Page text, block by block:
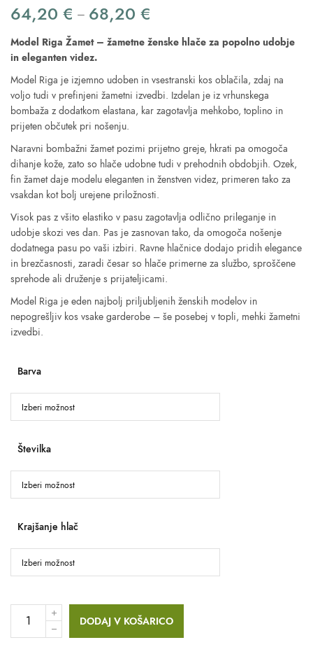
64,20€ – 68,20€
64,20 €
68,20 €
Model Riga Žamet – žametne ženske hlače za popolno udobje
in eleganten videz.
Model Riga je izjemno udoben in vsestranski kos oblačila, zdaj na
voljo tudi v prefinjeni žametni izvedbi. Izdelan je iz vrhunskega
bombaža z dodatkom elastana, kar zagotavlja mehkobo, toplino in
prijeten občutek pri nošenju.
Naravni bombažni žamet pozimi prijetno greje, hkrati pa omogoča
dihanje kože, zato so hlače udobne tudi v prehodnih obdobjih. Ozek,
fin žamet daje modelu eleganten in ženstven videz, primeren tako za
vsakdan kot bolj urejene priložnosti.
Visok pas z všito elastiko v pasu zagotavlja odlično prileganje in
udobje skozi ves dan. Pas je zasnovan tako, da omogoča nošenje
dodatnega pasu po vaši izbiri. Ravne hlačnice dodajo pridih elegance
in brezčasnosti, zaradi česar so hlače primerne za službo, sproščene
sprehode ali druženje s prijateljicami.
Model Riga je eden najbolj priljubljenih ženskih modelov in
nepogrešljiv kos vsake garderobe – še posebej v topli, mehki žametni
izvedbi.
Barva
Številka
Krajšanje hlač
DODAJ V KOŠARICO